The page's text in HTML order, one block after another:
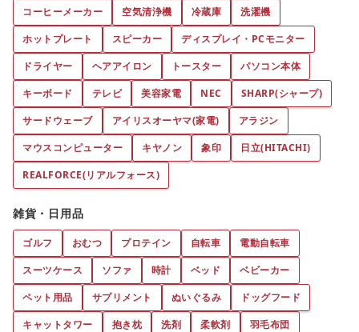
コーヒーメーカー
空気清浄機 冷蔵庫
洗濯機
ホットプレート
スピーカー
ディスプレイ・PCモニター
ドライヤー
ヘアアイロン トースター
パソコン本体
キーボード
テレビ 美容家電 NEC
SHARP(シャープ)
サードウェーブ
アイリスオーヤマ(家電)
アラジン
マウスコンピューター
キヤノン 象印
日立(HITACHI)
REALFORCE(リアルフォース)
雑貨・日用品
ゴルフ おむつ プロテイン 自転車
電動自転車
スーツケース
ソファ 時計 ベッド
ベビーカー
ペット用品
サプリメント ぬいぐるみ
ドッグフード
キャットタワー
抱き枕 洗剤 柔軟剤
羽毛布団